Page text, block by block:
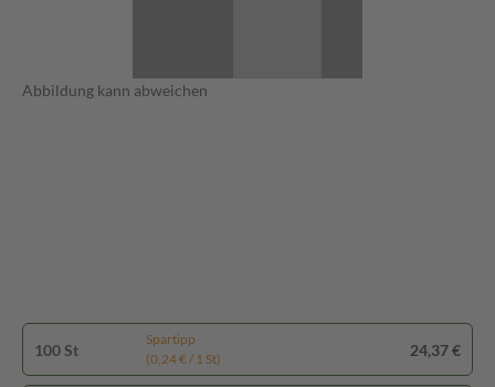
Abbildung kann abweichen
100 St
Spartipp
(0,24 € / 1 St)
24,37 €